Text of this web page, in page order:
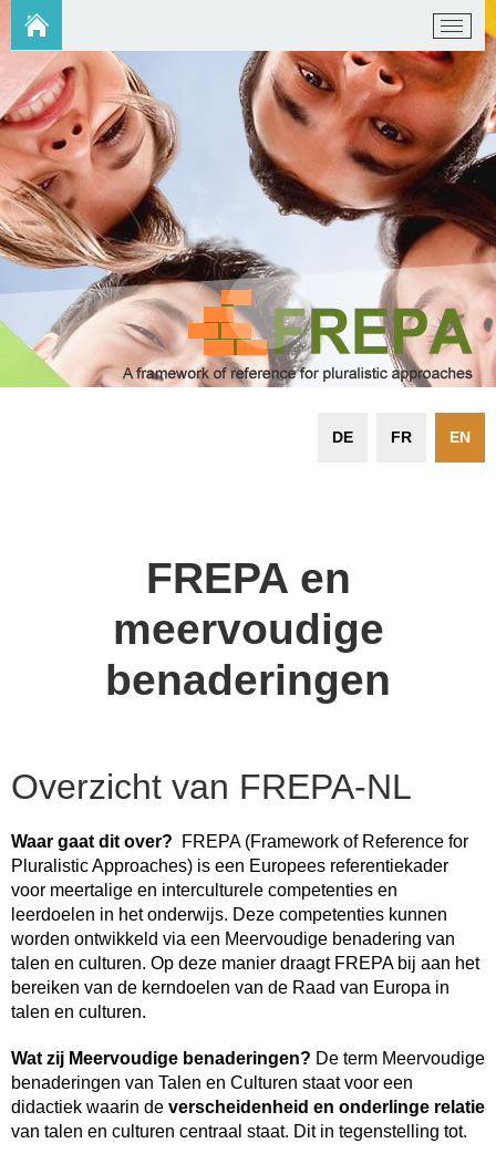
EN
FR
DE
FREPA en
meervoudige
benaderingen
Overzicht van FREPA-NL
Waar gaat dit over? FREPA (Framework of Reference for
Pluralistic Approaches) is een Europees referentiekader
voor meertalige en interculturele competenties en
leerdoelen in het onderwijs. Deze competenties kunnen
worden ontwikkeld via een Meervoudige benadering van
talen en culturen. Op deze manier draagt FREPA bij aan het
bereiken van de kerndoelen van de Raad van Europa in
talen en culturen.
Wat zij Meervoudige benaderingen? De term Meervoudige
benaderingen van Talen en Culturen staat voor een
didactiek waarin de verscheidenheid en onderlinge relatie
van talen en culturen centraal staat. Dit in tegenstelling tot.